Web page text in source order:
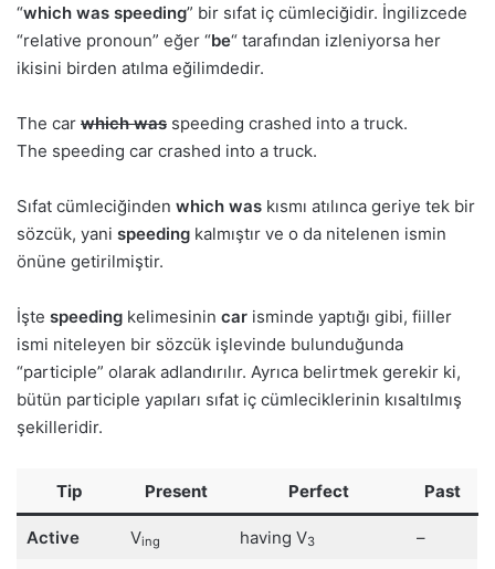
“which was speeding” bir sıfat iç cümleciğidir. İngilizcede
“relative pronoun” eğer “be“ tarafından izleniyorsa her
ikisini birden atılma eğilimdedir.
The car which was speeding crashed into a truck.
The speeding car crashed into a truck.
Sıfat cümleciğinden which was kısmı atılınca geriye tek bir
sözcük, yani speeding kalmıştır ve o da nitelenen ismin
önüne getirilmiştir.
İşte speeding kelimesinin car isminde yaptığı gibi, fiiller
ismi niteleyen bir sözcük işlevinde bulunduğunda
“participle” olarak adlandırılır. Ayrıca belirtmek gerekir ki,
bütün participle yapıları sıfat iç cümleciklerinin kısaltılmış
şekilleridir.
Tip Present Perfect Past
Active Ving having V3 –